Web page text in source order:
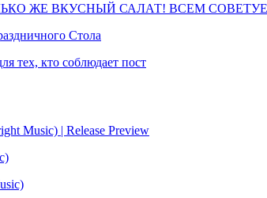
ЖЕ ВКУСНЫЙ САЛАТ! ВСЕМ
Стола
кто соблюдает пост
Music) | Release Preview